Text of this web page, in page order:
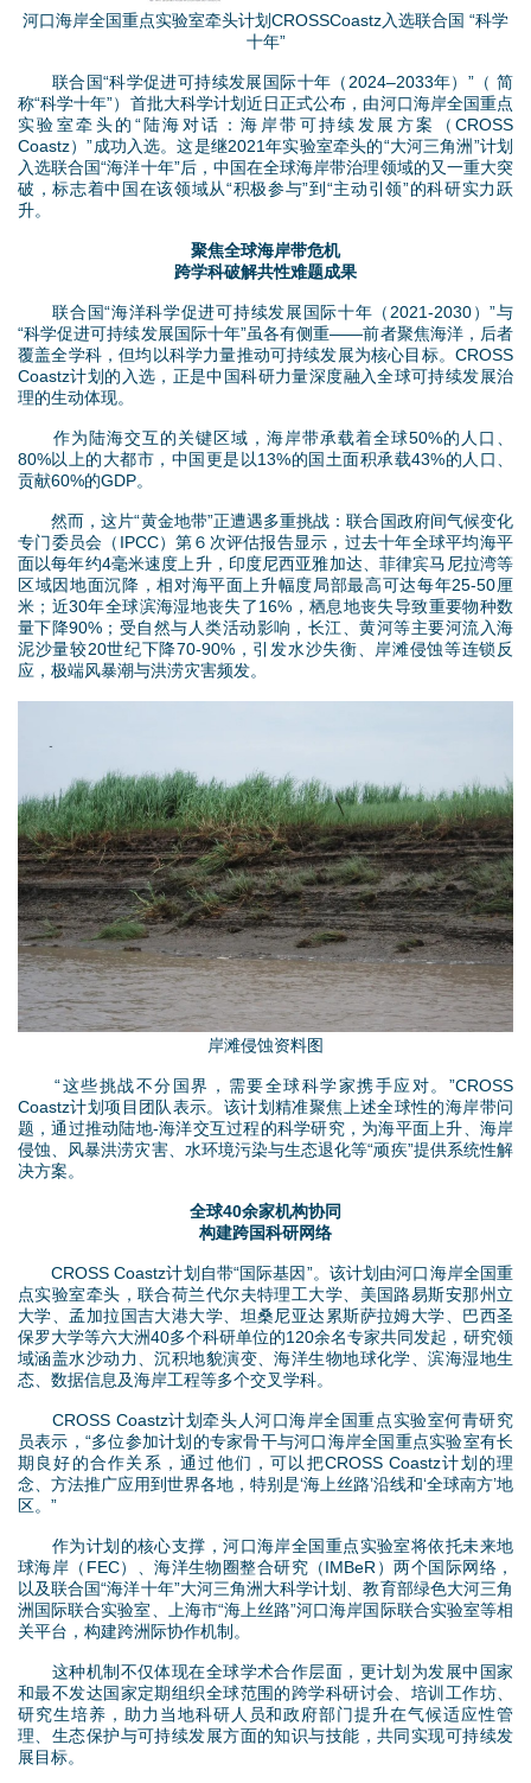
n河口海岸全国重点实验室牵头计划CROSSCoastz入选联合国 “科学
十年”
联合国“科学促进可持续发展国际十年（2024–2033年）”（ 简
称“科学十年”）首批大科学计划近日正式公布，由河口海岸全国重点
实验室牵头的“陆海对话：海岸带可持续发展方案（CROSS
Coastz）”成功入选。这是继2021年实验室牵头的“大河三角洲”计划
入选联合国“海洋十年”后，中国在全球海岸带治理领域的又一重大突
破，标志着中国在该领域从“积极参与”到“主动引领”的科研实力跃
升。
聚焦全球海岸带危机
跨学科破解共性难题成果
联合国“海洋科学促进可持续发展国际十年（2021-2030）”与
“科学促进可持续发展国际十年”虽各有侧重——前者聚焦海洋，后者
覆盖全学科，但均以科学力量推动可持续发展为核心目标。CROSS
Coastz计划的入选，正是中国科研力量深度融入全球可持续发展治
理的生动体现。
作为陆海交互的关键区域，海岸带承载着全球50%的人口、
80%以上的大都市，中国更是以13%的国土面积承载43%的人口、
贡献60%的GDP。
然而，这片“黄金地带”正遭遇多重挑战：联合国政府间气候变化
专门委员会（IPCC）第６次评估报告显示，过去十年全球平均海平
面以每年约4毫米速度上升，印度尼西亚雅加达、菲律宾马尼拉湾等
区域因地面沉降，相对海平面上升幅度局部最高可达每年25-50厘
米；近30年全球滨海湿地丧失了16%，栖息地丧失导致重要物种数
量下降90%；受自然与人类活动影响，长江、黄河等主要河流入海
泥沙量较20世纪下降70-90%，引发水沙失衡、岸滩侵蚀等连锁反
应，极端风暴潮与洪涝灾害频发。
.
j
p
g
岸滩侵蚀资料图
“这些挑战不分国界，需要全球科学家携手应对。”CROSS
Coastz计划项目团队表示。该计划精准聚焦上述全球性的海岸带问
题，通过推动陆地-海洋交互过程的科学研究，为海平面上升、海岸
侵蚀、风暴洪涝灾害、水环境污染与生态退化等“顽疾”提供系统性解
决方案。
全球40余家机构协同
构建跨国科研网络
CROSS Coastz计划自带“国际基因”。该计划由河口海岸全国重
点实验室牵头，联合荷兰代尔夫特理工大学、美国路易斯安那州立
大学、孟加拉国吉大港大学、坦桑尼亚达累斯萨拉姆大学、巴西圣
保罗大学等六大洲40多个科研单位的120余名专家共同发起，研究领
域涵盖水沙动力、沉积地貌演变、海洋生物地球化学、滨海湿地生
态、数据信息及海岸工程等多个交叉学科。
CROSS Coastz计划牵头人河口海岸全国重点实验室何青研究
员表示，“多位参加计划的专家骨干与河口海岸全国重点实验室有长
期良好的合作关系，通过他们，可以把CROSS Coastz计划的理
念、方法推广应用到世界各地，特别是‘海上丝路’沿线和‘全球南方’地
区。”
作为计划的核心支撑，河口海岸全国重点实验室将依托未来地
球海岸（FEC）、海洋生物圈整合研究（IMBeR）两个国际网络，
以及联合国“海洋十年”大河三角洲大科学计划、教育部绿色大河三角
洲国际联合实验室、上海市“海上丝路”河口海岸国际联合实验室等相
关平台，构建跨洲际协作机制。
这种机制不仅体现在全球学术合作层面，更计划为发展中国家
和最不发达国家定期组织全球范围的跨学科研讨会、培训工作坊、
研究生培养，助力当地科研人员和政府部门提升在气候适应性管
理、生态保护与可持续发展方面的知识与技能，共同实现可持续发
展目标。